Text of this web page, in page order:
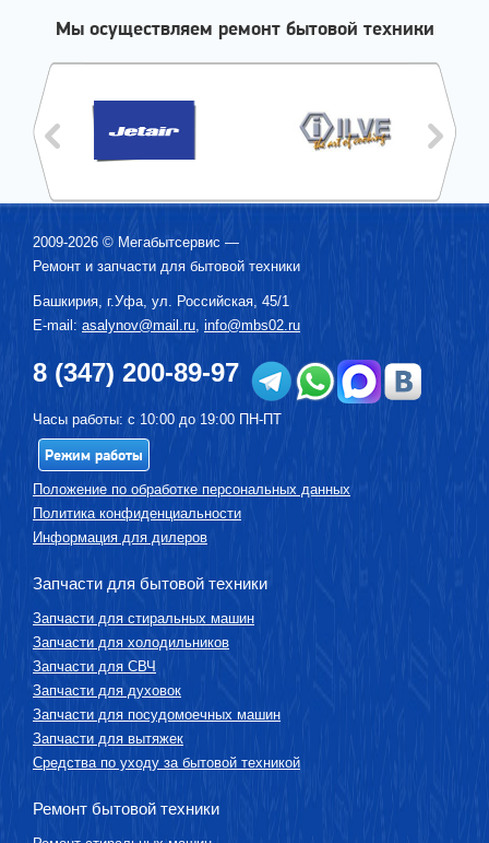
Мы осуществляем ремонт бытовой техники
2009-2026 © Мегабытсервис —
Ремонт и запчасти для бытовой техники
Башкирия, г.Уфа ул. Российская, 45/1
E-mail: asalynov@mail.ru info@mbs02.ru
8 (347) 200-89-97
Часы работы: с 10:00 до 19:00 ПН-ПТ
Режим работы
Положение по обработке персональных данных
Политика конфиденциальности
Информация для дилеров
Запчасти для бытовой техники
Запчасти для стиральных машин
Запчасти для холодильников
Запчасти для СВЧ
Запчасти для духовок
Запчасти для посудомоечных машин
Запчасти для вытяжек
Средства по уходу за бытовой техникой
Ремонт бытовой техники